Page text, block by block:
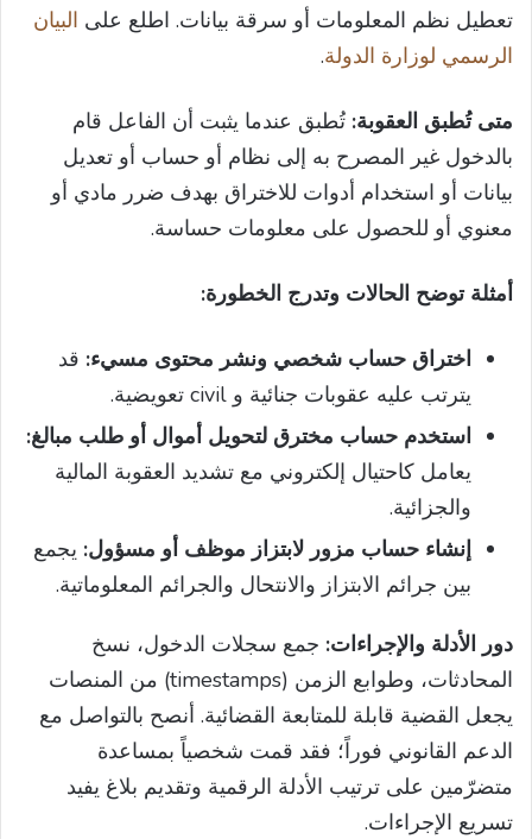
تعطيل نظم المعلومات أو سرقة بيانات. اطلع على البيان
الرسمي لوزارة الدولة.
متى تُطبق العقوبة: تُطبق عندما يثبت أن الفاعل قام
بالدخول غير المصرح به إلى نظام أو حساب أو تعديل
بيانات أو استخدام أدوات للاختراق بهدف ضرر مادي أو
معنوي أو للحصول على معلومات حساسة.
أمثلة توضح الحالات وتدرج الخطورة:
اختراق حساب شخصي ونشر محتوى مسيء: قد
يترتب عليه عقوبات جنائية و civil تعويضية.
استخدم حساب مخترق لتحويل أموال أو طلب مبالغ:
يعامل كاحتيال إلكتروني مع تشديد العقوبة المالية
والجزائية.
إنشاء حساب مزور لابتزاز موظف أو مسؤول: يجمع
بين جرائم الابتزاز والانتحال والجرائم المعلوماتية.
دور الأدلة والإجراءات: جمع سجلات الدخول، نسخ
المحادثات، وطوابع الزمن (timestamps) من المنصات
يجعل القضية قابلة للمتابعة القضائية. أنصح بالتواصل مع
الدعم القانوني فوراً؛ فقد قمت شخصياً بمساعدة
متضرّمين على ترتيب الأدلة الرقمية وتقديم بلاغ يفيد
تسريع الإجراءات.